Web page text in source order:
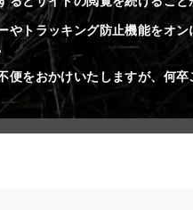
やトラッキング防止機能をオ
便をおかけいたしますが、何